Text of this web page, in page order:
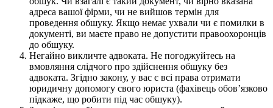
адреса вашої фірми, чи не вийшов термін для
проведення обшуку. Якщо немає ухвали чи є помилки в
документі, ви маєте право не допустити правоохоронців
до обшуку.
Негайно викличте адвоката. Не погоджуйтесь на
вмовляння слідчого про здійснення обшуку без
адвоката. Згідно закону, у вас є всі права отримати
юридичну допомогу свого юриста (фахівець обов’язково
підкаже, що робити під час обшуку).